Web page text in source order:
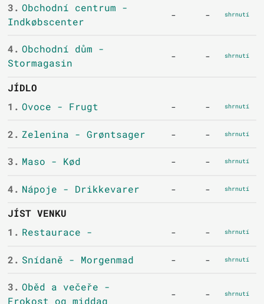
3. Obchodní centrum -
Indkøbscenter
- - shrnutí
4. Obchodní dům -
Stormagasin
- - shrnutí
JÍDLO
1. Ovoce - Frugt - - shrnutí
2. Zelenina - Grøntsager - - shrnutí
3. Maso - Kød - - shrnutí
4. Nápoje - Drikkevarer - - shrnutí
JÍST VENKU
1. Restaurace - - - shrnutí
2. Snídaně - Morgenmad - - shrnutí
3. Oběd a večeře -
Frokost og middag
- - shrnutí